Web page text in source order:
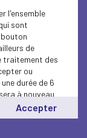
des affaires
auxquelles
bons réflexes
l'ensemble
sont
de
traitement des
ou
durée de 6
à nouveau
en
Accepter